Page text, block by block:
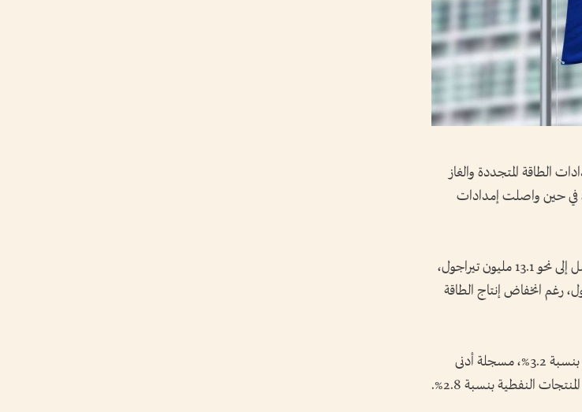
الطاقة المتجددة والغاز
في الاتحاد الأوروبي ارتفعت خلال عام 2025 مقارنة بعام 2024، في حين واصلت إمدادات
وحسب البيانات فقد ارتفعت إمدادات الغاز الطبيعي بنسبة 2.3% لتصل إلى نحو 13.1 مليون تيراجول،
بنسبة 1.4% إلى 11.5 مليون تيراجول، رغم انخفاض إنتاج الطاقة
وفي المقابل، تراجعت إمدادات الفحم البني بنسبة 7.7% والفحم الحجري بنسبة 3.2%، مسجلة أدنى